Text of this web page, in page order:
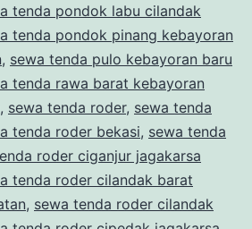
tenda pondok labu cilandak
tenda pondok pinang kebayoran
, sewa tenda pulo kebayoran baru
tenda rawa barat kebayoran
, sewa tenda roder, sewa tenda
tenda roder bekasi, sewa tenda
roder ciganjur jagakarsa
tenda roder cilandak barat
, sewa tenda roder cilandak